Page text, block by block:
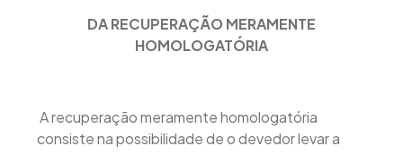
DA RECUPERAÇÃO MERAMENTE
HOMOLOGATÓRIA
A recuperação meramente homologatória
consiste na possibilidade de o devedor levar a